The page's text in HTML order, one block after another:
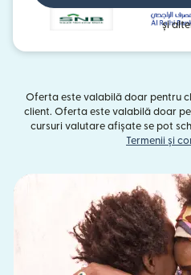
și
Oferta este valabilă doar pentru
client. Oferta este valabilă doar
cursuri valutare afișate se pot
Termenii și